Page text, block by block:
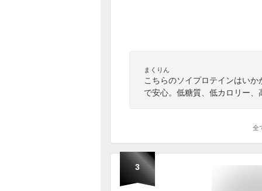
まくりん
こちらのソイプロテインはい
で安心。低糖質、低カロリー
全
3